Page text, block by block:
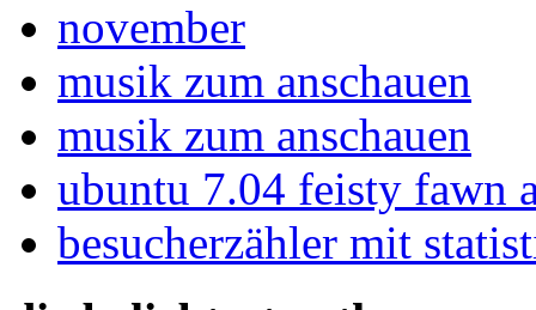
november
musik zum anschauen
musik zum anschauen
ubuntu 7.04 feisty fawn
besucherzähler mit